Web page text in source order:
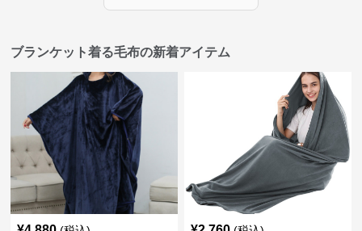
ブランケット着る毛布の新着アイテム